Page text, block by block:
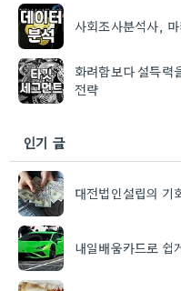
사회조사분석사,
화려함보다 설득력
전략
인기 글
대전법인설립의
내일배움카드로 쉽